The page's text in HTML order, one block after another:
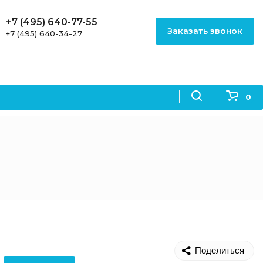
0
+7 (495) 640-77-55
+7 (495) 640-34-27 Заказать звонок
Поделиться